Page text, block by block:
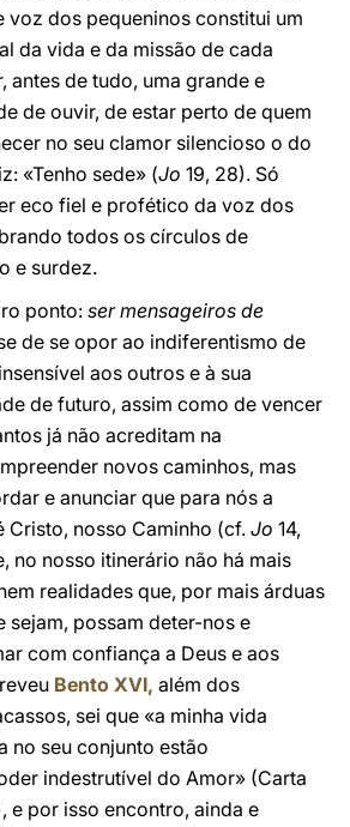
voz dos pequeninos constitui um
da vida e da missão de cada
antes de tudo, uma grande e
de ouvir, de estar perto de quem
no seu clamor silencioso o do
«Tenho sede» (Jo 19, 28). Só
eco fiel e profético da voz dos
todos os círculos de
e surdez.
ponto: ser mensageiros de
de se opor ao indiferentismo de
aos outros e à sua
de futuro, assim como de vencer
já não acreditam na
novos caminhos, mas
e anunciar que para nós a
Cristo, nosso Caminho (cf. Jo 14,
no nosso itinerário não há mais
realidades que, por mais árduas
sejam, possam deter-nos e
com confiança a Deus e aos
Bento XVI, além dos
sei que «a minha vida
no seu conjunto estão
indestrutível do Amor» (Carta
e por isso encontro, ainda e